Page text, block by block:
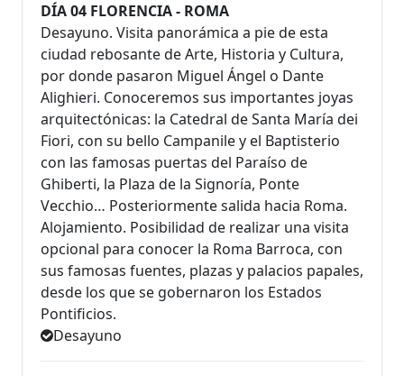
DÍA 04 FLORENCIA - ROMA
Desayuno. Visita panorámica a pie de esta
ciudad rebosante de Arte, Historia y Cultura,
por donde pasaron Miguel Ángel o Dante
Alighieri. Conoceremos sus importantes joyas
arquitectónicas: la Catedral de Santa María dei
Fiori, con su bello Campanile y el Baptisterio
con las famosas puertas del Paraíso de
Ghiberti, la Plaza de la Signoría, Ponte
Vecchio… Posteriormente salida hacia Roma.
Alojamiento. Posibilidad de realizar una visita
opcional para conocer la Roma Barroca, con
sus famosas fuentes, plazas y palacios papales,
desde los que se gobernaron los Estados
Pontificios.
Desayuno